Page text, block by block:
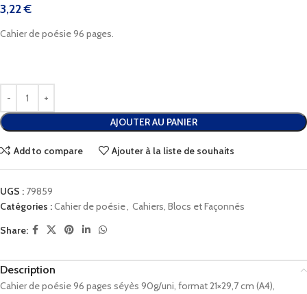
3,22€
Cahier de poésie 96 pages.
AJOUTER AU PANIER
Add to compare Ajouter à la liste de souhaits
UGS : 79859
Catégories :Cahier de poésie, Cahiers, Blocs et Façonnés
Share:
Description
Cahier de poésie 96 pages séyès 90g/uni, format 21×29,7 cm (A4),